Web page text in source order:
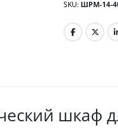
SKU ШРМ-14-
шкаф